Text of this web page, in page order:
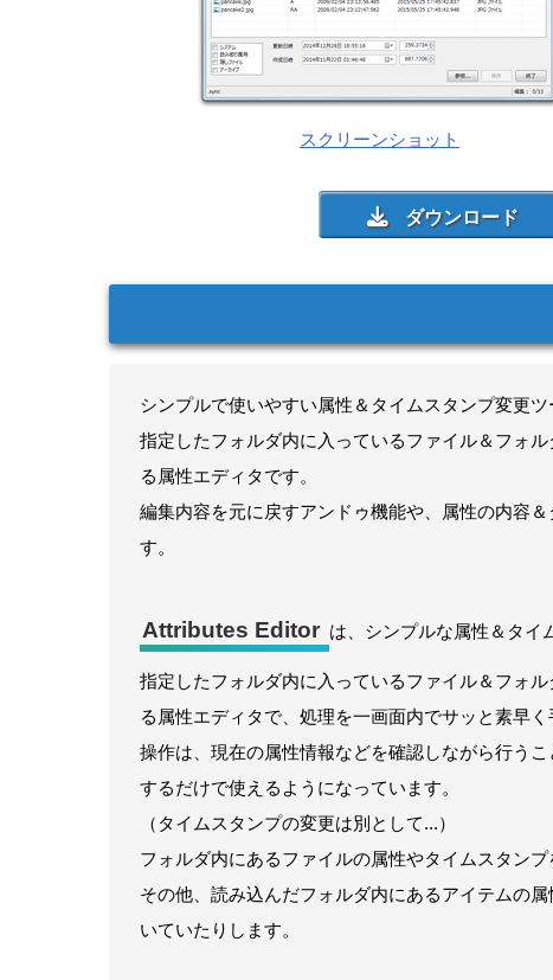
スクリーンショット
シンプルで使いやすい属性＆タイムスタンプ変更ツ
指定したフォルダ内に入っているファイル＆フォ
る属性エディタです。
編集内容を元に戻すアンドゥ機能や、属性の内容
す。
Attributes Editor は、シンプルな属性＆タイ
指定したフォルダ内に入っているファイル＆フォ
る属性エディタで、処理を一画面内でサッと素早
操作は、現在の属性情報などを確認しながら行う
するだけで使えるようになっています。
（タイムスタンプの変更は別として...）
フォルダ内にあるファイルの属性やタイムスタン
その他、読み込んだフォルダ内にあるアイテムの
いていたりします。